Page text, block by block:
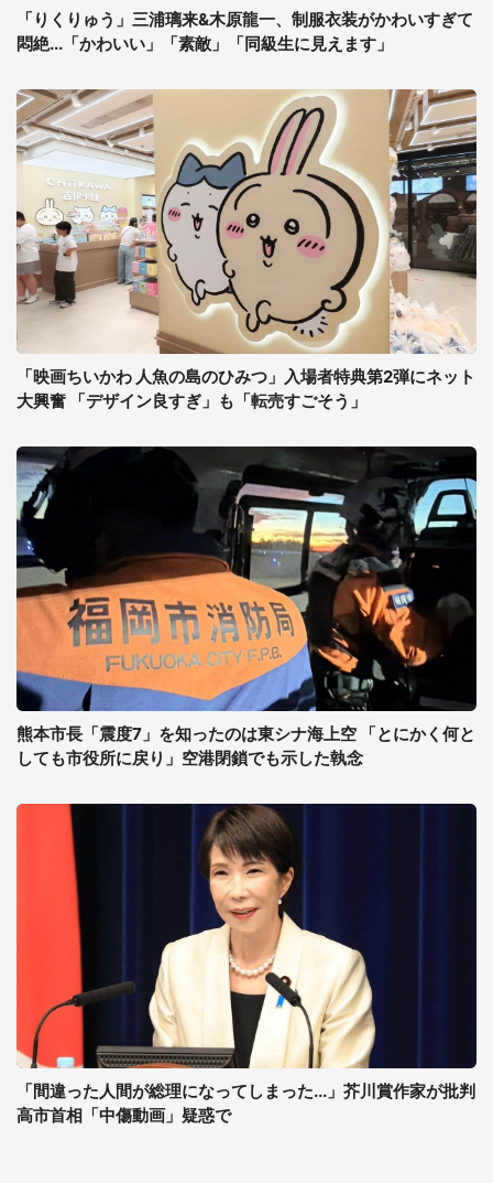
「りくりゅう」三浦璃来&木原龍一、制服衣装がかわいすぎて
悶絶...「かわいい」「素敵」「同級生に見えます」
「映画ちいかわ 人魚の島のひみつ」入場者特典第2弾にネット
大興奮 「デザイン良すぎ」も「転売すごそう」
熊本市長「震度7」を知ったのは東シナ海上空 「とにかく何と
しても市役所に戻り」空港閉鎖でも示した執念
「間違った人間が総理になってしまった...」芥川賞作家が批判
高市首相「中傷動画」疑惑で